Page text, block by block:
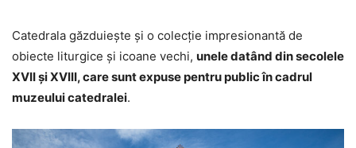
Catedrala găzduiește și o colecție impresionantă de
obiecte liturgice și icoane vechi, unele datând din secolele
XVII și XVIII, care sunt expuse pentru public în cadrul
muzeului catedralei.